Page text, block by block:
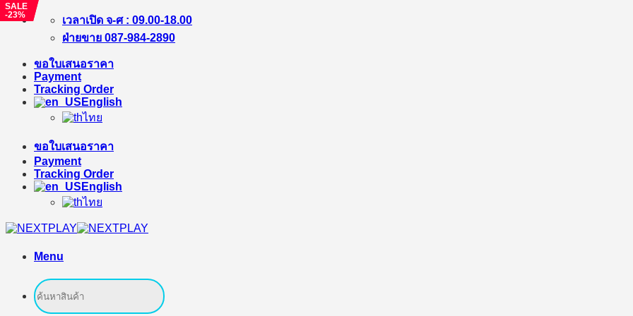
Skip
เวลาเปิด จ-ศ : 09.00-18.00
ฝ่ายขาย 087-984-2890
ขอใบเสนอราคา
Payment
Tracking Order
English
ไทย
ขอใบเสนอราคา
Payment
Tracking Order
English
ไทย
Menu
Search
for:
SALE
-23%
SALE
-22%